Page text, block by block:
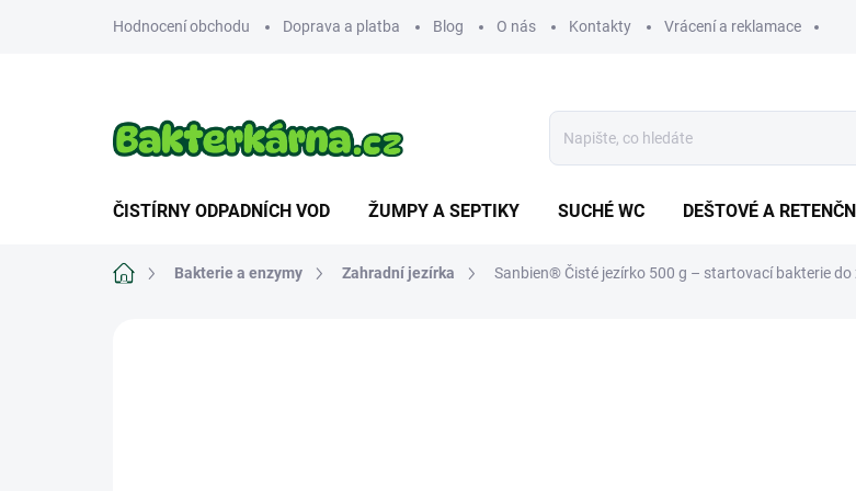
Hodnocení obchodu Doprava a platba Blog O nás Kontakty Vrácení a reklamace
ČISTÍRNY ODPADNÍCH VOD ŽUMPY A SEPTIKY SUCHÉ WC DEŠTOVÉ A
Domů Bakterie a enzymy Zahradní jezírka Sanbien® Čisté jezírko 500 g – startovací bakterie